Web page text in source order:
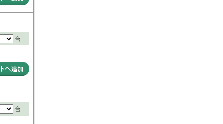
台
台